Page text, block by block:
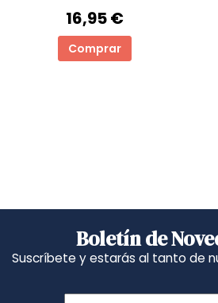
16,95 €
Comprar
Boletín de
Suscríbete y estarás al tanto de